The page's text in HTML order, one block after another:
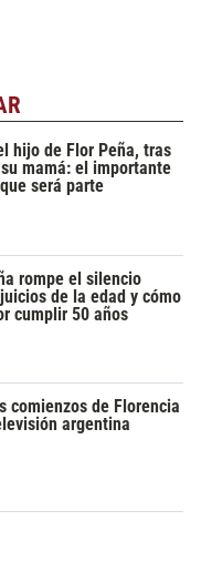
hijo de Flor Peña, tras
mamá: el importante
será parte
rompe el silencio
de la edad y cómo
cumplir 50 años
comienzos de Florencia
argentina